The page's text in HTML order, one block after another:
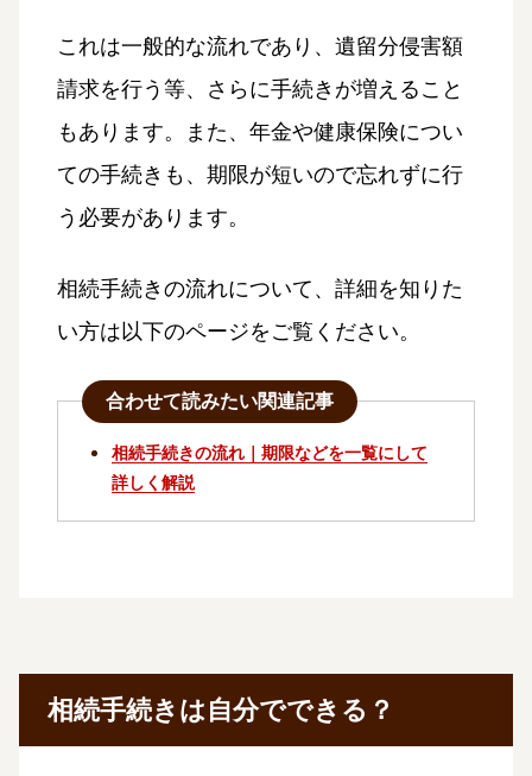
これは一般的な流れであり、遺留分侵害額
請求を行う等、さらに手続きが増えること
もあります。また、年金や健康保険につい
ての手続きも、期限が短いので忘れずに行
う必要があります。
相続手続きの流れについて、詳細を知りた
い方は以下のページをご覧ください。
合わせて読みたい関連記事
相続手続きの流れ｜期限などを一覧にして
詳しく解説
相続手続きは自分でできる？